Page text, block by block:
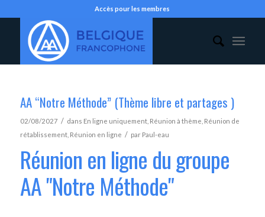
Accès pour les membres
AA “Notre Méthode” (Thème libre et partages )
02/08/2027 / dans En ligne uniquement, Réunion à thème Réunion de
rétablissement, Réunion en ligne / par Paul-eau
Réunion en ligne du groupe
AA "Notre Méthode"